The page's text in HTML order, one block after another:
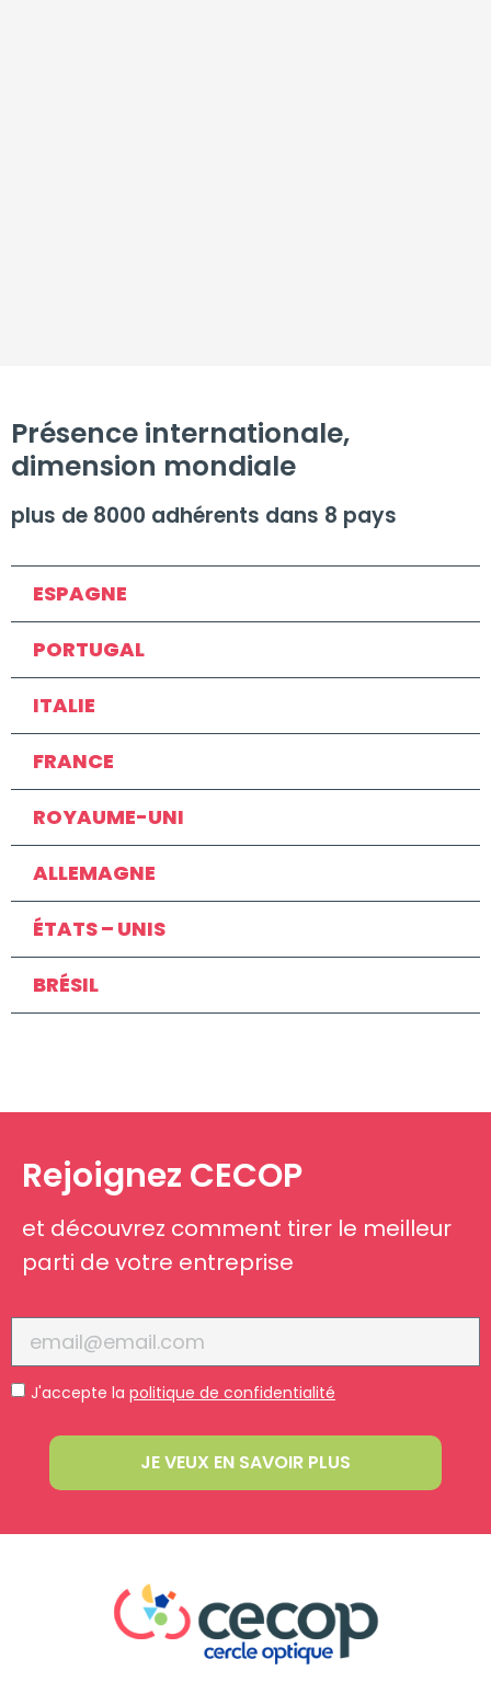
Présence internationale,
dimension mondiale
plus de 8000 adhérents dans 8 pays
ESPAGNE
PORTUGAL
ITALIE
FRANCE
ROYAUME-UNI
ALLEMAGNE
ÉTATS – UNIS
BRÉSIL
Rejoignez CECOP
et découvrez comment tirer le meilleur
parti de votre entreprise
J'accepte la politique de confidentialité
JE VEUX EN SAVOIR PLUS